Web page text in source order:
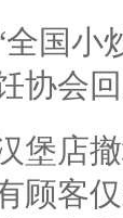
全国小
协会
堡店
顾客